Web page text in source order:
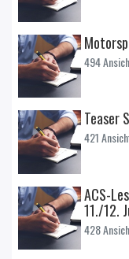
494
Teaser
421
ACS-
11./12.
428